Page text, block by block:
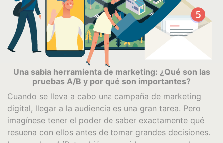
Una sabia herramienta de marketing: ¿Qué son las
pruebas A/B y por qué son importantes?
Cuando se lleva a cabo una campaña de marketing
digital, llegar a la audiencia es una gran tarea. Pero
imagínese tener el poder de saber exactamente qué
resuena con ellos antes de tomar grandes decisiones.